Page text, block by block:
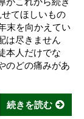
てほしいもの
末を向かえてい
は尽きません
本人だけでな
のどの痛みがあ
続きを読む